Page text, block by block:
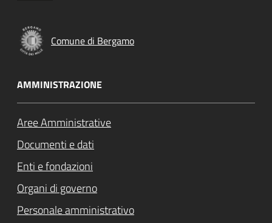
Comune di Bergamo
AMMINISTRAZIONE
Aree Amministrative
Documenti e dati
Enti e fondazioni
Organi di governo
Personale amministrativo